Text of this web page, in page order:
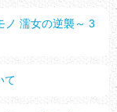
ノ 濡女の逆襲～ 3
て